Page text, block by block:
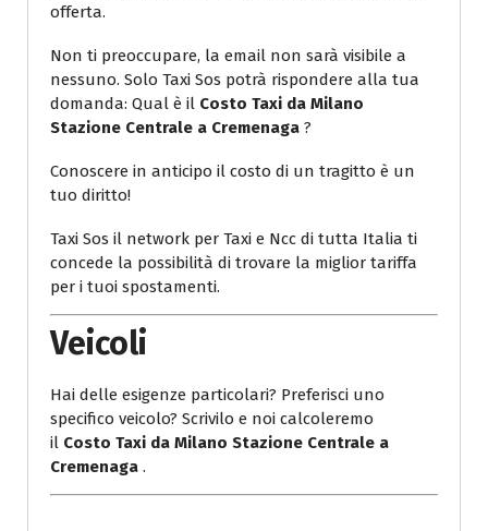
offerta.
Non ti preoccupare, la email non sarà visibile a
nessuno. Solo Taxi Sos potrà rispondere alla tua
domanda: Qual è il Costo Taxi da Milano
Stazione Centrale a Cremenaga ?
Conoscere in anticipo il costo di un tragitto è un
tuo diritto!
Taxi Sos il network per Taxi e Ncc di tutta Italia ti
concede la possibilità di trovare la miglior tariffa
per i tuoi spostamenti.
Veicoli
Hai delle esigenze particolari? Preferisci uno
specifico veicolo? Scrivilo e noi calcoleremo
il Costo Taxi da Milano Stazione Centrale a
Cremenaga .